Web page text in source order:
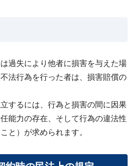
過失により他者に損害を与えた場
法行為を行った者は、損害賠償の
するには、行為と損害の間に因果
能力の存在、そして行為の違法性
と）が求められます。